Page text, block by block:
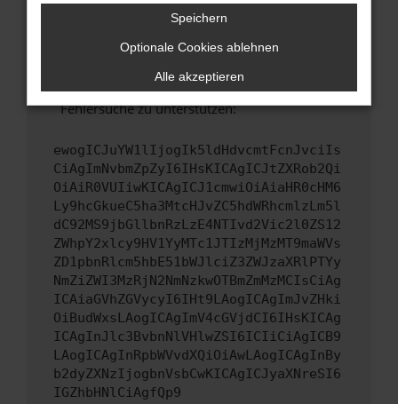
Wende dich an den Webseitenbetreiber.
Wenn du alle oben genannten Schritte versucht
hast, kontaktiere uns bitte. Wir werden
versuchen, das Problem zu beheben. Du kannst
uns diesen Text schicken, um uns bei der
Fehlersuche zu unterstützen:
ewogICJuYW1lIjogIk5ldHdvcmtFcnJvciIs
CiAgImNvbmZpZyI6IHsKICAgICJtZXRob2Qi
OiAiR0VUIiwKICAgICJ1cmwiOiAiaHR0cHM6
Ly9hcGkueC5ha3MtcHJvZC5hdWRhcmlzLm5l
dC92MS9jbGllbnRzLzE4NTIvd2Vic2l0ZS12
ZWhpY2xlcy9HV1YyMTc1JTIzMjMzMT9maWVs
ZD1pbnRlcm5hbE51bWJlciZ3ZWJzaXRlPTYy
NmZiZWI3MzRjN2NmNzkwOTBmZmMzMCIsCiAg
ICAiaGVhZGVycyI6IHt9LAogICAgImJvZHki
OiBudWxsLAogICAgImV4cGVjdCI6IHsKICAg
ICAgInJlc3BvbnNlVHlwZSI6ICIiCiAgICB9
LAogICAgInRpbWVvdXQiOiAwLAogICAgInBy
b2dyZXNzIjogbnVsbCwKICAgICJyaXNreSI6
IGZhbHNlCiAgfQp9
Speichern
Optionale Cookies ablehnen
Alle akzeptieren